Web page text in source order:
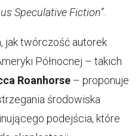
Speculative Fiction”.
jak twórczość autorek
Północnej – takich
Roanhorse – proponuje
środowiska
podejścia, które